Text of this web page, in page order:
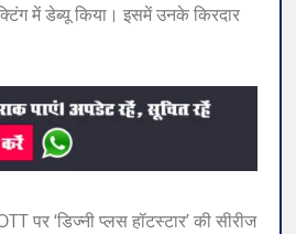
में डेब्‍यू किया। इसमें उनके किरदार
पर ‘ड‍िज्‍नी प्‍लस हॉटस्‍टार’ की सीरीज